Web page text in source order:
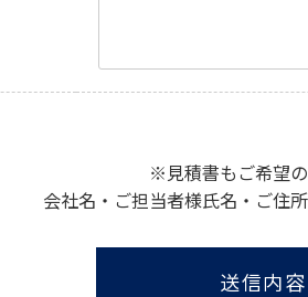
※見積書もご希望
会社名・ご担当者様氏名・ご住
送信内